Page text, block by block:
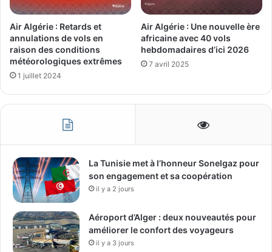
Air Algérie : Retards et
annulations de vols en
raison des conditions
météorologiques extrêmes
1 juillet 2024
Air Algérie : Une nouvelle ère
africaine avec 40 vols
hebdomadaires d’ici 2026
7 avril 2025
La Tunisie met à l’honneur Sonelgaz pour
son engagement et sa coopération
il y a 2 jours
Aéroport d’Alger : deux nouveautés pour
améliorer le confort des voyageurs
il y a 3 jours